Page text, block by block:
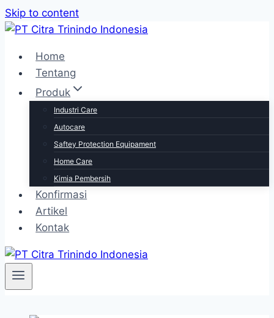
Skip to content
Home
Tentang
Produk
Industri Care
Autocare
Saftey Protection Equipament
Home Care
Kimia Pembersih
Konfirmasi
Artikel
Kontak